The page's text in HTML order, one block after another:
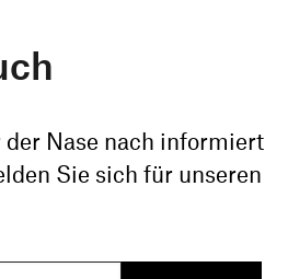
Nase nach informiert
Sie sich für unseren